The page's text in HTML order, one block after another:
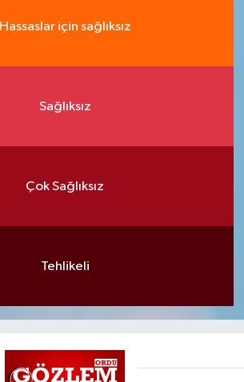
Hassaslar için sağlıksız
Sağlıksız
Çok Sağlıksız
Tehlikeli